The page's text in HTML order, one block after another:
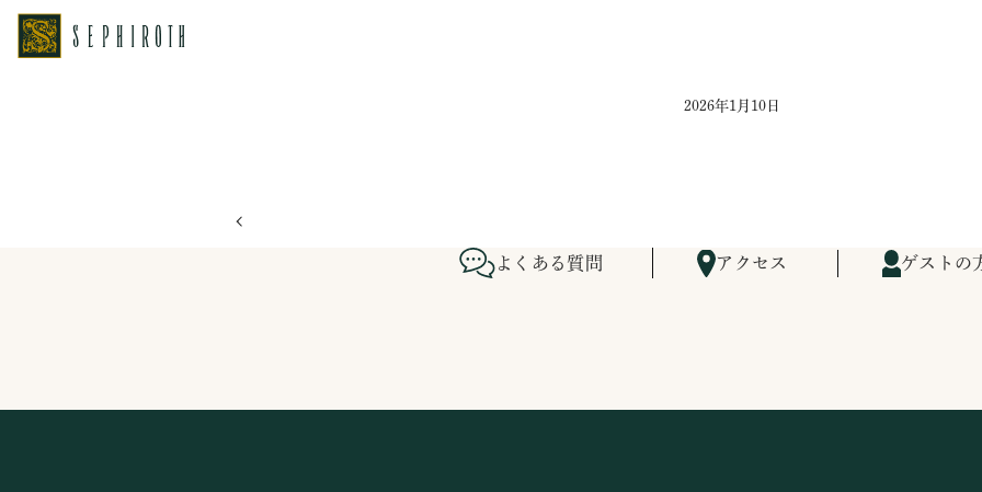
2026年1月10日
よくある質問 アクセス ゲストの